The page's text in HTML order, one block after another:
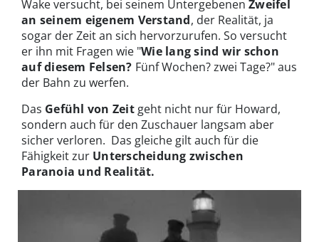
Wake versucht, bei seinem Untergebenen Zweifel
an seinem eigenem Verstand, der Realität, ja
sogar der Zeit an sich hervorzurufen. So versucht
er ihn mit Fragen wie "Wie lang sind wir schon
auf diesem Felsen? Fünf Wochen? zwei Tage?" aus
der Bahn zu werfen.
Das Gefühl von Zeitgeht nicht nur für Howard,
sondern auch für den Zuschauer langsam aber
sicher verloren. Das gleiche gilt auch für die
Fähigkeit zur Unterscheidung zwischen
Paranoia und Realität.